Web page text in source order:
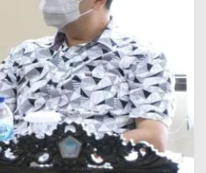
u
r
u
n
R
p
5
9
3
M
,
G